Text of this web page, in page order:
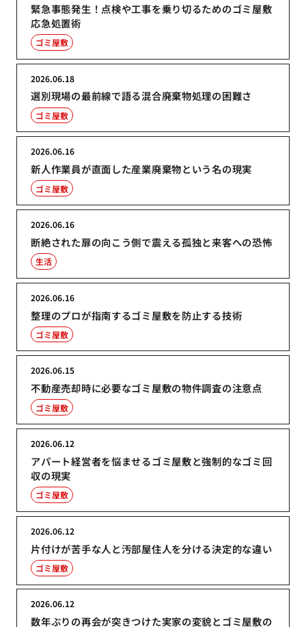
緊急事態発生！点検や工事を乗り切るためのゴミ屋敷
応急処置術
ゴミ屋敷
選別現場の最前線で語る混合廃棄物処理の困難さ
2026.06.18
ゴミ屋敷
新人作業員が直面した産業廃棄物という名の現実
2026.06.16
ゴミ屋敷
断絶された扉の向こう側で震える孤独と来客への恐怖
2026.06.16
生活
整理のプロが指南するゴミ屋敷を防止する技術
2026.06.16
ゴミ屋敷
不動産売却時に必要なゴミ屋敷の物件調査の注意点
2026.06.15
ゴミ屋敷
アパート経営者を悩ませるゴミ屋敷と強制的なゴミ回
収の現実
2026.06.12
ゴミ屋敷
片付けが苦手な人と汚部屋住人を分ける決定的な違い
2026.06.12
ゴミ屋敷
数年ぶりの再会が突きつけた実家の変貌とゴミ屋敷の
2026.06.12